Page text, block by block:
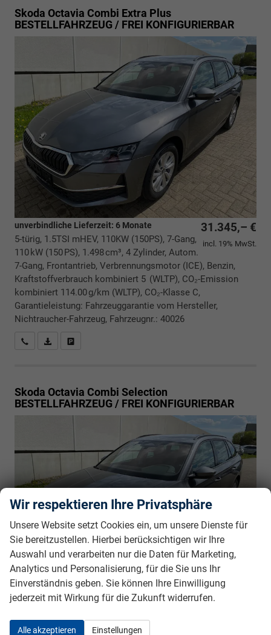
Skoda Octavia Combi Extra Plus
BESTELLFAHRZEUG / FREI KONFIGURIERBAR
31.345,– €
incl. 19% MwSt.
unverbindliche Lieferzeit: 6 Monate
5-türig, 1.5TSI mHEV, 110KW (150PS), 7-Gang,
110 kW (150 PS), 1.498 cm³, 4 Zylinder, Autom.
7-Gang, Frontantrieb, Verbrennungsmotor (ICE), Benzin,
Kraftstoffverbrauch kombiniert 5 (WLTP), CO₂-Emission
kombiniert 114.00 g/km (WLTP), CO₂-Klasse C,
Garantieleistung: Fahrzeuggarantie vom Hersteller,
Nichtraucher-Fahrzeug, Fahrzeugnr.: 40026
Rückrufbitte absenden
PDF-Datei, Fahrzeugexposé drucken
Skoda Octavia Combi Selection
BESTELLFAHRZEUG / FREI KONFIGURIERBAR
unverbindliche Lieferzeit: 6 Monate
5-türig, 2.0TDI SCR, 110KW (150PS), 7-Gang
DSG, 110 kW (150 PS), 1.968 cm³, 4 Zylinder,
Wir respektieren Ihre Privatsphäre
Unsere Website setzt Cookies ein, um unsere Dienste für
Sie bereitzustellen. Hierbei berücksichtigen wir Ihre
Auswahl und verarbeiten nur die Daten für Marketing,
Analytics und Personalisierung, für die Sie uns Ihr
Einverständnis geben. Sie können Ihre Einwilligung
jederzeit mit Wirkung für die Zukunft widerrufen.
Alle akzeptieren Einstellungen